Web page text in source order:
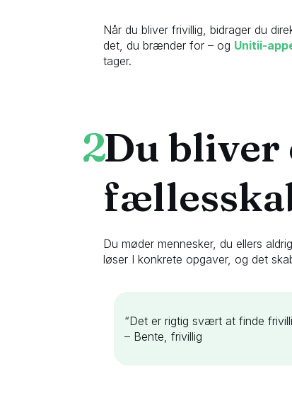
Når du bliver frivillig, bidrager du
det, du brænder for – og Unitii-
tager.
2Du bliver
Du møder mennesker, du ellers
løser I konkrete opgaver, og det
“Det er rigtig svært at finde
– Bente, frivillig